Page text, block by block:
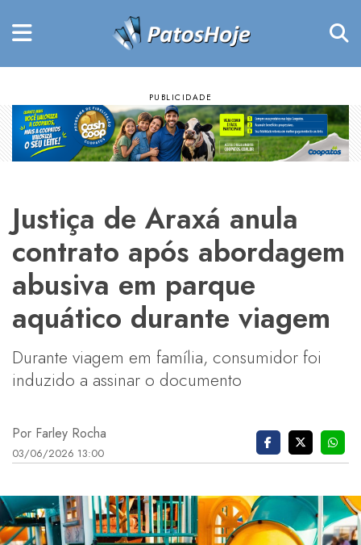
Justiça de Araxá anula
contrato após abordagem
abusiva em parque
aquático durante viagem
Durante viagem em família, consumidor foi
induzido a assinar o documento
Por Farley Rocha
03/06/2026 13:00